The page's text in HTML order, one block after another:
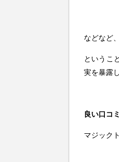
などなど
というこ
実を暴露
良い口コミ
マジック